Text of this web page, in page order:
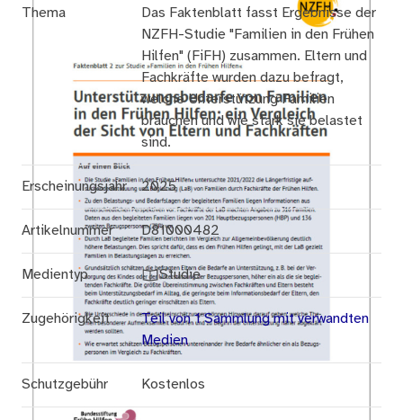
Thema
Das Faktenblatt fasst Ergebnisse der
NZFH-Studie "Familien in den Frühen
Hilfen" (FiFH) zusammen. Eltern und
Fachkräfte wurden dazu befragt,
welche Unterstützung Familien
brauchen und wie stark sie belastet
sind.
Erscheinungsjahr 2025
Artikelnummer D81000482
Medientyp Studie
Zugehörigkeit
Teil von 1 Sammlung mit verwandten
Medien
Schutzgebühr Kostenlos